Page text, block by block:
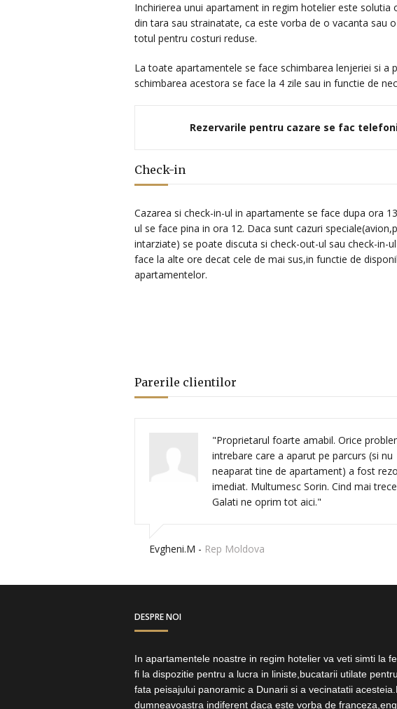
Inchirierea unui apartament in regim hotelier este
din tara sau strainatate, ca este vorba de o vacanta sau
totul pentru costuri reduse.
La toate apartamentele se face schimbarea lenjeriei si
schimbarea acestora se face la 4 zile sau in functie de
Rezervarile pentru cazare se fac
Check-in
Cazarea si check-in-ul in apartamente se face dupa ora
ul se face pina in ora 12. Daca sunt cazuri
intarziate) se poate discuta si check-out-ul sau check-in-
face la alte ore decat cele de mai sus,in functie de
apartamentelor.
Parerile clientilor
"Proprietarul foarte amabil. Orice
intrebare care a aparut pe parcurs (si nu
neaparat tine de apartament) a fost
imediat. Multumesc Sorin. Cind mai
Galati ne oprim tot aici."
Evgheni.M - Rep Moldova
DESPRE NOI
In apartamentele noastre in regim hotelier va veti simti la
fi la dispozitie pentru a lucra in liniste,bucatarii utilate
fata peisajului panoramic a Dunarii si a vecinatatii
dumneavoastra indiferent daca este vorba de